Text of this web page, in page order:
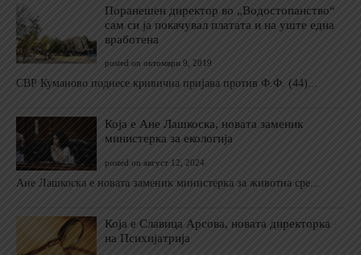
Поранешен директор во „Водостопанство“
сам си ја покачувал платата и на уште една
вработена
posted on октомври 9, 2019
СВР Куманово поднесе кривична пријава против Ф.Ф. (44)...
Која е Ане Лашкоска, новата заменик
министерка за екологија
posted on август 12, 2024
Ане Лашкоска е новата заменик министерка за животна сре...
Која е Славица Арсова, новата директорка
на Психијатрија